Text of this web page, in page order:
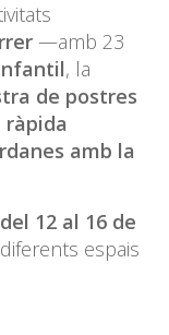
—amb 23
, la
de postres
ràpida
amb la
del 12 al 16 de
espais